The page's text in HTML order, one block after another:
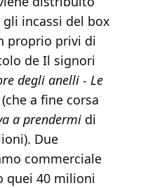
incassi del box
proprio privi di
de Il signori
degli anelli - Le
(che a fine corsa
a prendermi di
Due
commerciale
quei 40 milioni